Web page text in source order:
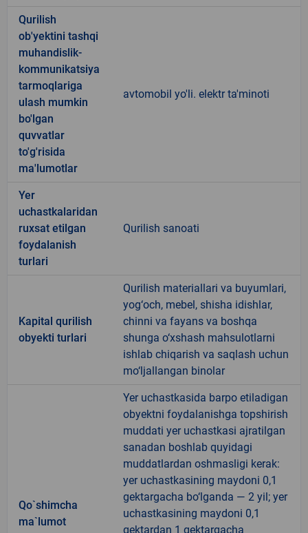
Qurilish
ob'yektini tashqi
muhandislik-
kommunikatsiya
tarmoqlariga
ulash mumkin
bo'lgan
quvvatlar
to'g'risida
ma'lumotlar
avtomobil yo'li. elektr ta'minoti
Yer
uchastkalaridan
ruxsat etilgan
foydalanish
turlari
Qurilish sanoati
Kapital qurilish
obyekti turlari
Qurilish materiallari va buyumlari,
yog‘och, mebel, shisha idishlar,
chinni va fayans va boshqa
shunga o‘xshash mahsulotlarni
ishlab chiqarish va saqlash uchun
mo‘ljallangan binolar
Qo`shimcha
ma`lumot
Yer uchastkasida barpo etiladigan
obyektni foydalanishga topshirish
muddati yer uchastkasi ajratilgan
sanadan boshlab quyidagi
muddatlardan oshmasligi kerak:
yer uchastkasining maydoni 0,1
gektargacha bo‘lganda — 2 yil; yer
uchastkasining maydoni 0,1
gektardan 1 gektargacha